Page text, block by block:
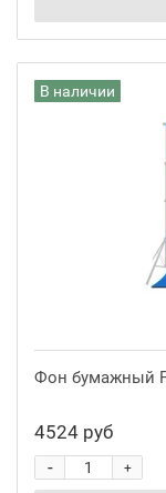
В наличии
Фон бумажный
4524 руб
+
-